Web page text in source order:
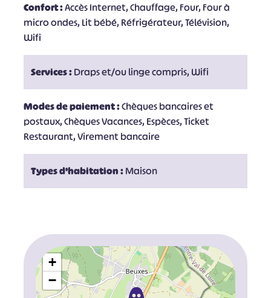
Confort :Accès Internet, Chauffage, Four, Four à
micro ondes, Lit bébé, Réfrigérateur, Télévision,
Wifi
Services :Draps et/ou linge compris, Wifi
Modes de paiement :Chèques bancaires et
postaux, Chèques Vacances, Espèces, Ticket
Restaurant, Virement bancaire
Types d'habitation :Maison
+
−